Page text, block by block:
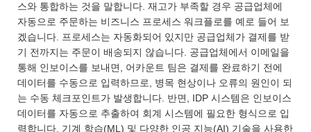
스와 통합하는 것을 말합니다. 재고가 부족할 경우 공급업체에
자동으로 주문하는 비즈니스 프로세스 워크플로를 예로 들어 보
겠습니다. 프로세스는 자동화되어 있지만 공급업체가 결제를 받
기 전까지는 주문이 배송되지 않습니다. 공급업체에서 이메일을
통해 인보이스를 보내면, 어카운트 팀은 결제를 완료하기 전에
데이터를 수동으로 입력하므로, 병목 현상이나 오류의 원인이 되
는 수동 체크포인트가 발생합니다. 반면, IDP 시스템은 인보이스
데이터를 자동으로 추출하여 회계 시스템에 필요한 형식으로 입
력합니다. 기계 학습(ML) 및 다양한 인공 지능(AI) 기술을 사용한